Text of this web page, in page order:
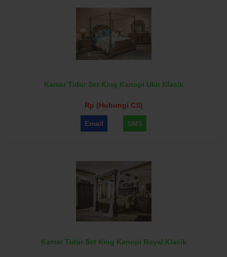
Kamar Tidur Set King Kanopi Ukir Klasik
Rp (Hubungi CS)
Email SMS
Kamar Tidur Set King Kanopi Royal Klasik